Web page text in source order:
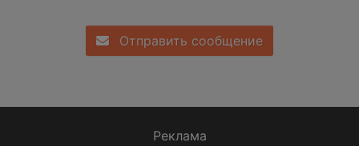
Отправить сообщение
Реклама